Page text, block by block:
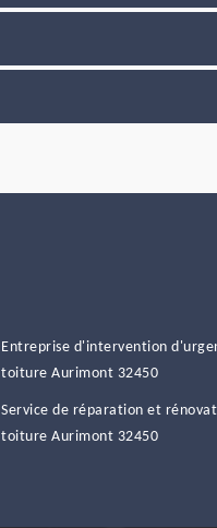
Entreprise d'intervention
toiture Aurimont 32450
Service de réparation et
toiture Aurimont 32450